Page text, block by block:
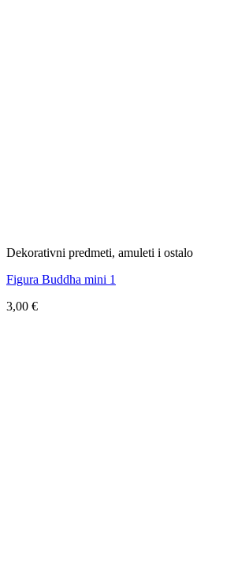
Dekorativni predmeti, amuleti i ostalo
Figura Buddha mini 1
3,00 €